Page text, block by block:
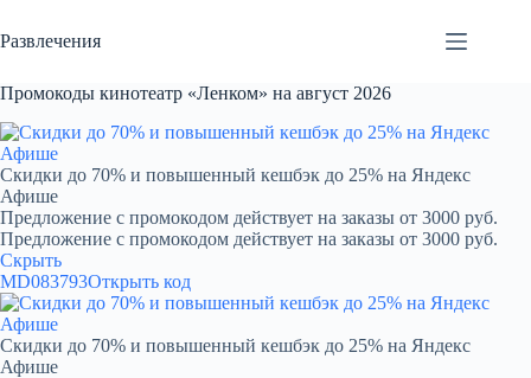
к
сути
Развлечения
Промокоды кинотеатр «Ленком» на август 2026
Скидки до 70% и повышенный кешбэк до 25% на Яндекс
Афише
Предложение с промокодом действует на заказы от 3000 руб.
Предложение с промокодом действует на заказы от 3000 руб.
Скрыть
MD083793Открыть код
Скидки до 70% и повышенный кешбэк до 25% на Яндекс
Афише